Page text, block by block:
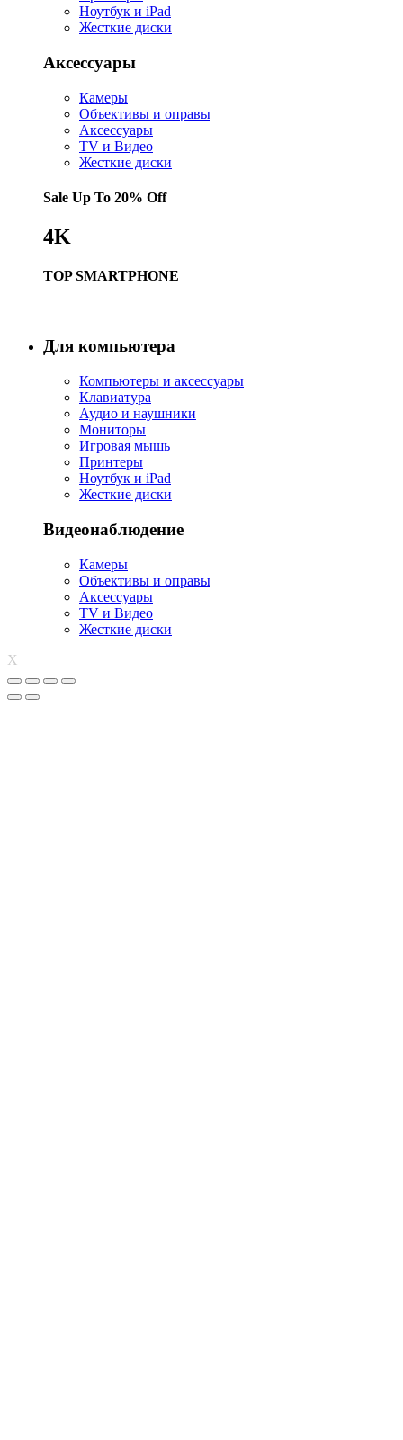
Ноутбук и iPad
Жесткие диски
Аксессуары
Камеры
Объективы и оправы
Аксессуары
TV и Видео
Жесткие диски
Sale Up To 20% Off
4K
TOP SMARTPHONE
Для компьютера
Компьютеры и аксессуары
Клавиатура
Аудио и наушники
Мониторы
Игровая мышь
Принтеры
Ноутбук и iPad
Жесткие диски
Видеонаблюдение
Камеры
Объективы и оправы
Аксессуары
TV и Видео
Жесткие диски
X